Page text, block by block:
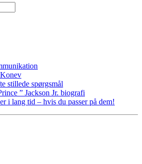
stillede spørgsmål
” Jackson Jr. biografi
i lang tid – hvis du passer på dem!